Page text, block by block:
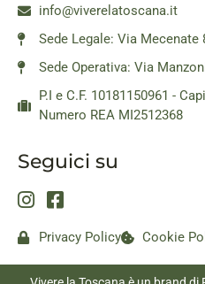
info@viverelatoscana.it
Sede Legale: Via
Sede Operativa: Via
P.I e C.F. 10181150961 -
Numero REA MI2512368
Seguici su
Privacy Policy Cookie